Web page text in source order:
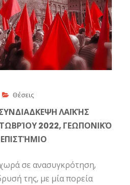
Θέσεις
ΛΑΪΚΉΣ
2022, ΓΕΩΠΟΝΙΚΌ
σε ανασυγκρότηση,
της, με μία πορεία